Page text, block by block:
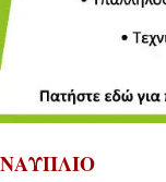
ΝΑΥΠΛΙΟ